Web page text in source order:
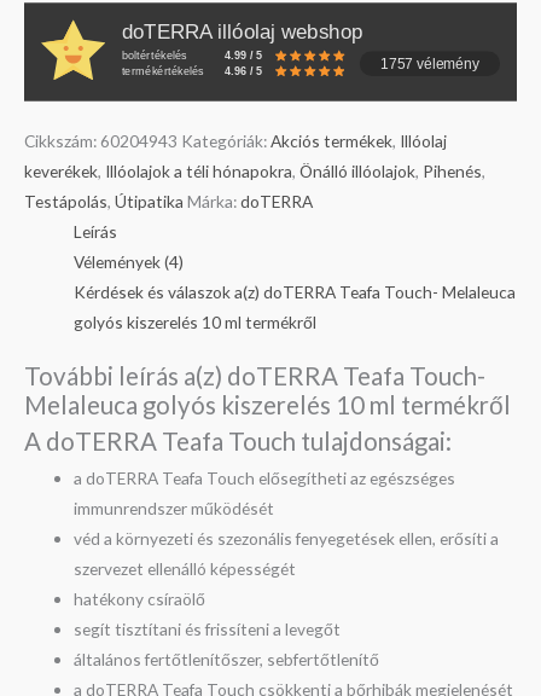
doTERRA illóolaj webshop
boltértékelés 4.99 / 5
termékértékelés 4.96 / 5 1757 vélemény
Cikkszám: 60204943 Kategóriák:Akciós termékek, Illóolaj
keverékek, Illóolajok a téli hónapokra, Önálló illóolajok, Pihenés,
Testápolás, Útipatika Márka:doTERRA
Leírás
Vélemények (4)
Kérdések és válaszok a(z) doTERRA Teafa Touch- Melaleuca
golyós kiszerelés 10 ml termékről
További leírás a(z) doTERRA Teafa Touch-
Melaleuca golyós kiszerelés 10 ml termékről
A doTERRA Teafa Touch tulajdonságai:
a doTERRA Teafa Touch elősegítheti az egészséges
immunrendszer működését
véd a környezeti és szezonális fenyegetések ellen, erősíti a
szervezet ellenálló képességét
hatékony csíraölő
segít tisztítani és frissíteni a levegőt
általános fertőtlenítőszer, sebfertőtlenítő
a doTERRA Teafa Touch csökkenti a bőrhibák megjelenését